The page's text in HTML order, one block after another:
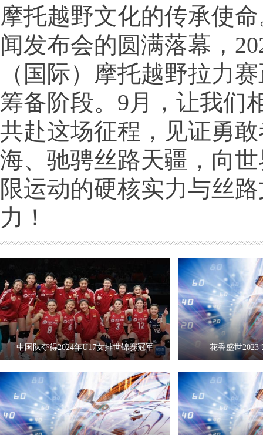
摩托越野文化的传承使
闻发布会的圆满落幕，
（国际）摩托越野拉力
筹备阶段。9月，让我们
共赴这场征程，见证勇
海、驰骋丝路天疆，向
限运动的硬核实力与丝
力！
中国队夺得2024年U17女排世锦赛冠军 花香盛世